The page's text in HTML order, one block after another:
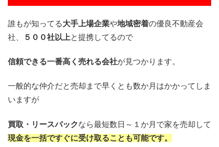
誰もが知ってる大手上場企業や地域密着の優良不動産会
社、
５００社以上と提携してるので
信頼できる一番高く売れる会社が見つかります。
一般的な仲介だと売却まで早くとも数か月はかかってしま
いますが
買取・リースバックなら最短数日～１か月で家を売却して
現金を一括ですぐに受け取ることも可能です。